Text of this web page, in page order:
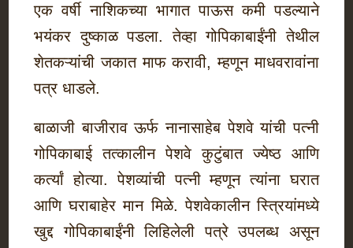
एक वर्षी नाशिकच्या भागात पाऊस कमी पडल्याने
भयंकर दुष्काळ पडला. तेव्हा गोपिकाबाईंनी तेथील
शेतकऱ्यांची जकात माफ करावी, म्हणून माधवरावांना
पत्र धाडले.
बाळाजी बाजीराव ऊर्फ नानासाहेब पेशवे यांची पत्नी
गोपिकाबाई तत्कालीन पेशवे कुटुंबात ज्येष्ठ आणि
कर्त्यां होत्या. पेशव्यांची पत्नी म्हणून त्यांना घरात
आणि घराबाहेर मान मिळे. पेशवेकालीन स्त्रियांमध्ये
खुद्द गोपिकाबाईंनी लिहिलेली पत्रे उपलब्ध असून